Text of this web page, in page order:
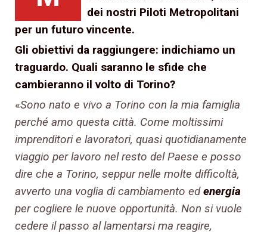
dei nostri Piloti Metropolitani
per un futuro vincente.
Gli obiettivi da raggiungere: indichiamo un
traguardo. Quali saranno le sfide che
cambieranno il volto di Torino?
«Sono nato e vivo a Torino con la mia famiglia
perché amo questa città. Come moltissimi
imprenditori e lavoratori, quasi quotidianamente
viaggio per lavoro nel resto del Paese e posso
dire che a Torino, seppur nelle molte difficoltà,
avverto una voglia di cambiamento edenergia
per cogliere le nuove opportunità. Non si vuole
cedere il passo al lamentarsi ma reagire,